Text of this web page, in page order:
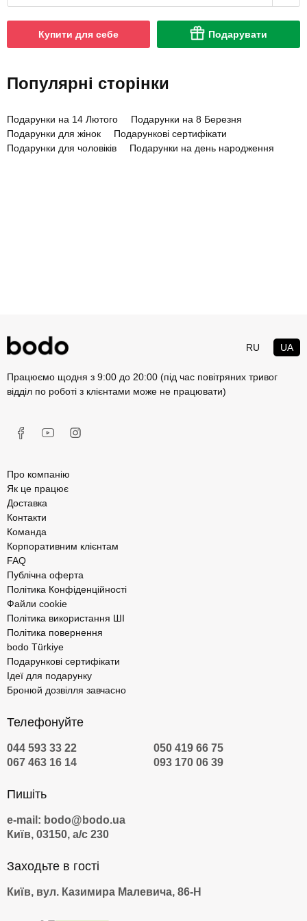
Купити для себе Подарувати
Популярні сторінки
Подарунки на 14 Лютого
Подарунки на 8 Березня
Подарунки для жінок
Подарункові сертифікати
Подарунки для чоловіків
Подарунки на день народження
RU UA
Працюємо щодня з 9:00 до 20:00 (під час повітряних тривог
відділ по роботі з клієнтами може не працювати)
Про компанію
Як це працює
Доставка
Контакти
Команда
Корпоративним клієнтам
FAQ
Публічна оферта
Політика Конфіденційності
Файли cookie
Політика використання ШІ
Політика повернення
bodo Türkiye
Подарункові сертифікати
Ідеї для подарунку
Бронюй дозвілля завчасно
Телефонуйте
044 593 33 22
050 419 66 75
067 463 16 14
093 170 06 39
Пишіть
e-mail: bodo@bodo.ua
Київ, 03150, а/с 230
Заходьте в гості
Київ, вул. Казимира Малевича, 86-Н